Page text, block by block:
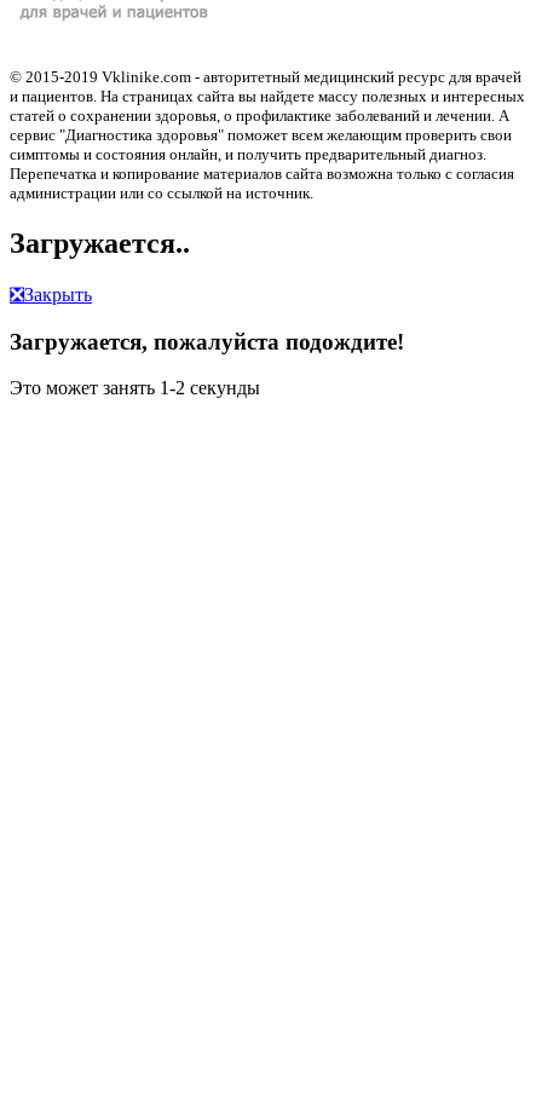
© 2015-2019 Vklinike.com - авторитетный медицинский ресурс для врачей
и пациентов. На страницах сайта вы найдете массу полезных и интересных
статей о сохранении здоровья, о профилактике заболеваний и лечении. А
сервис "Диагностика здоровья" поможет всем желающим проверить свои
симптомы и состояния онлайн, и получить предварительный диагноз.
Перепечатка и копирование материалов сайта возможна только с согласия
администрации или со ссылкой на источник.
Загружается..
❎Закрыть
Загружается, пожалуйста подождите!
Это может занять 1-2 секунды